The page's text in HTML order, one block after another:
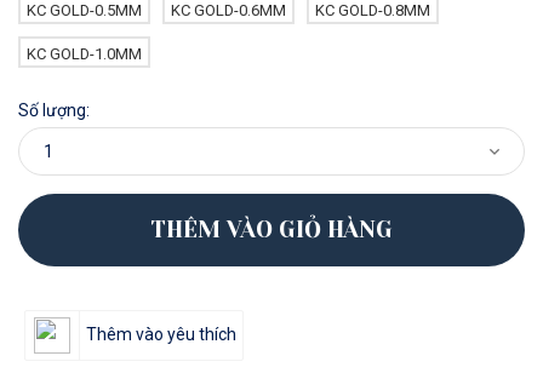
KC GOLD-0.5MM KC GOLD-0.6MM KC GOLD-0.8MM
KC GOLD-1.0MM
Số lượng:
THÊM VÀO GIỎ HÀNG
Thêm vào yêu thích